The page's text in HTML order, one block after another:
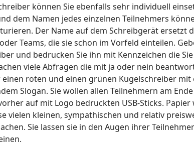
können Sie ebenfalls sehr individuell
dem Namen jedes einzelnen Teilnehmers
Der Name auf dem Schreibgerät ersetzt
Teams, die sie schon im Vorfeld einteilen.
und bedrucken Sie ihn mit Kennzeichen die
viele Abfragen die mit ja oder nein
einen roten und einen grünen Kugelschreiber
Slogan. Sie wollen allen Teilnehmern am
auf mit Logo bedruckten USB-Sticks.
vielen kleinen, sympathischen und relativ
Sie lassen sie in den Augen ihrer